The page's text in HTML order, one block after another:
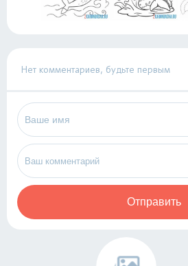
Нет комментариев, будьте первым
Отправить